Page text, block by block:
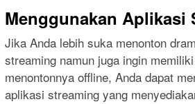
Menggunakan Aplikasi
Jika Anda lebih suka menonton
streaming namun juga ingin
menontonnya offline, Anda dapat
aplikasi streaming yang